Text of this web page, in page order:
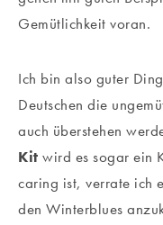
Gemütlichkeit voran.
Ich bin also guter
Deutschen die
auch überstehen
Kit wird es sogar ein
caring ist, verrate ich
den Winterblues